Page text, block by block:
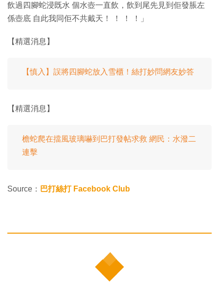
飲過四腳蛇浸既水 個水壺一直飲，飲到尾先見到佢發脹左
係壺底 自此我同佢不共戴天！ ！ ！ ！」
【精選消息】
【慎入】誤將四腳蛇放入雪櫃！絲打妙問網友妙答
【精選消息】
檐蛇爬在擋風玻璃嚇到巴打發帖求救 網民：水潑二
連擊
Source： 巴打絲打 Facebook Club